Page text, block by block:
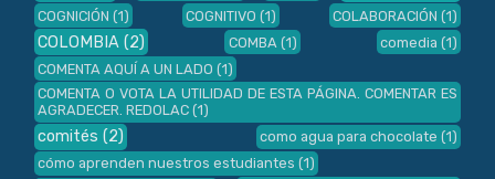
COGNICIÓN (1) COGNITIVO (1) COLABORACIÓN (1)
COLOMBIA (2) COMBA (1) comedia (1)
COMENTA AQUÍ A UN LADO (1)
COMENTA O VOTA LA UTILIDAD DE ESTA PÁGINA. COMENTAR ES
AGRADECER. REDOLAC (1)
comités (2) como agua para chocolate (1)
cómo aprenden nuestros estudiantes (1)